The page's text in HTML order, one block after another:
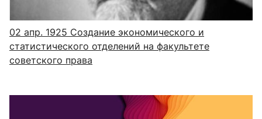
02 апр. 1925 Создание экономического и
статистического отделений на факультете
советского права